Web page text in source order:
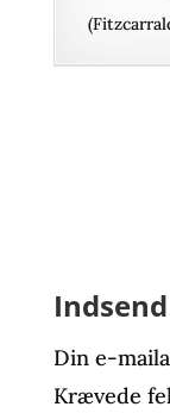
Din e-
Krævede